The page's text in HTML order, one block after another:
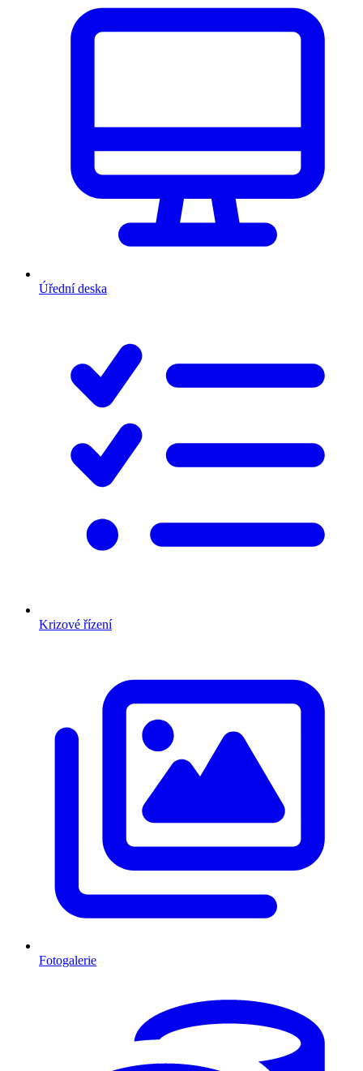
Úřední deska
Krizové řízení
Fotogalerie